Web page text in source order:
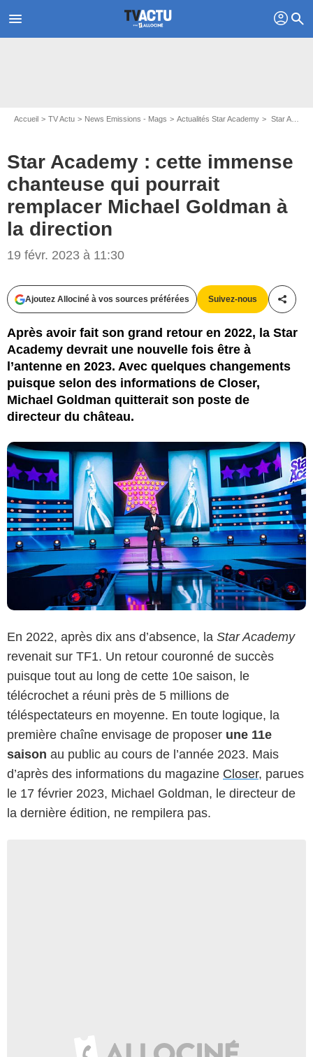
menu profil search
Accueil TV Actu News Emissions - Mags Actualités Star Academy Star Academy : cette immense chanteuse qui pourrait remplacer Michael Goldman à la direction
Star Academy : cette immense
chanteuse qui pourrait
remplacer Michael Goldman à
la direction
19 févr. 2023 à 11:30
Ajoutez Allociné à vos sources préférées Suivez-nous
Après avoir fait son grand retour en 2022, la Star
Academy devrait une nouvelle fois être à
l’antenne en 2023. Avec quelques changements
puisque selon des informations de Closer,
Michael Goldman quitterait son poste de
directeur du château.
En 2022, après dix ans d’absence, la Star Academy
revenait sur TF1. Un retour couronné de succès
puisque tout au long de cette 10e saison, le
télécrochet a réuni près de 5 millions de
téléspectateurs en moyenne. En toute logique, la
première chaîne envisage de proposer une 11e
saison au public au cours de l’année 2023. Mais
d’après des informations du magazine Closer, parues
le 17 février 2023, Michael Goldman, le directeur de
la dernière édition, ne rempilera pas.